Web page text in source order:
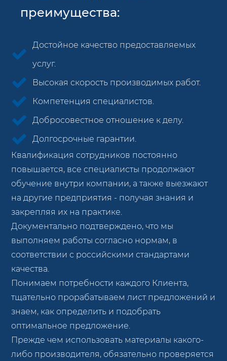
преимущества:
Достойное качество предоставляемых
услуг.
Высокая скорость производимых работ.
Компетенция специалистов.
Добросовестное отношение к делу.
Долгосрочные гарантии.
Квалификация сотрудников постоянно
повышается, все специалисты продолжают
обучение внутри компании, а также выезжают
на другие предприятия - получая знания и
закрепляя их на практике.
Документально подтверждено, что мы
выполняем работы согласно нормам, в
соответствии с российскими стандартами
качества.
Понимаем потребности каждого Клиента,
тщательно прорабатываем лист предложений и
знаем, как определить и подобрать
оптимальное предложение.
Прежде чем использовать материалы какого-
либо производителя, обязательно проверяется